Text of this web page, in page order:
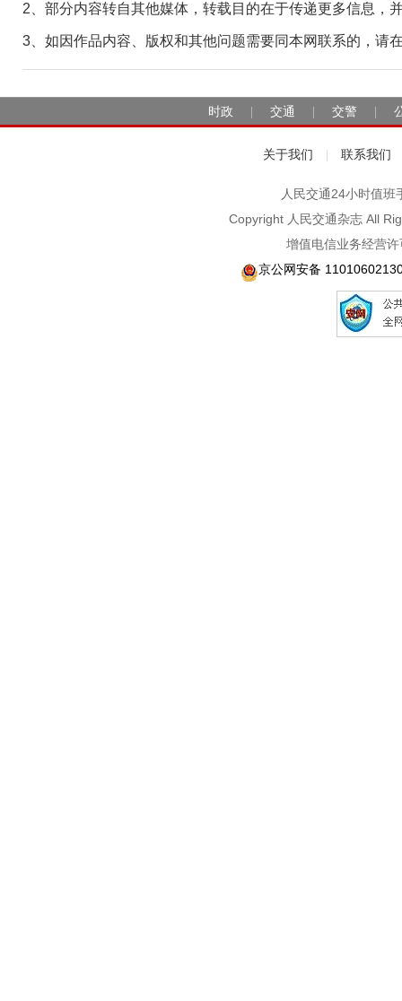
2、部分内容转自其他媒体，转载目的在于传递更多信息，
3、如因作品内容、版权和其他问题需要同本网联系的，请
时政 交通 交警
关于我们 联系我们
人民交通24小时值
Copyright 人民交通杂志 All
增值电信业务经营
京公网安备